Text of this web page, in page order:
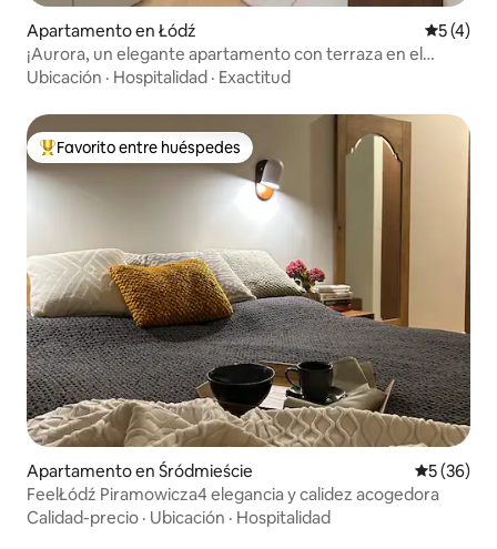
Apartamento en Łódź
5 (4)
¡Aurora, un elegante apartamento con terraza en el
corazón de Łódź!
Ubicación · Hospitalidad · Exactitud
Favorito entre huéspedes preferido
Favorito entre huéspedes
Apartamento en Śródmieście
5 (36)
FeelŁódź Piramowicza4 elegancia y calidez acogedora
Calidad-precio · Ubicación · Hospitalidad